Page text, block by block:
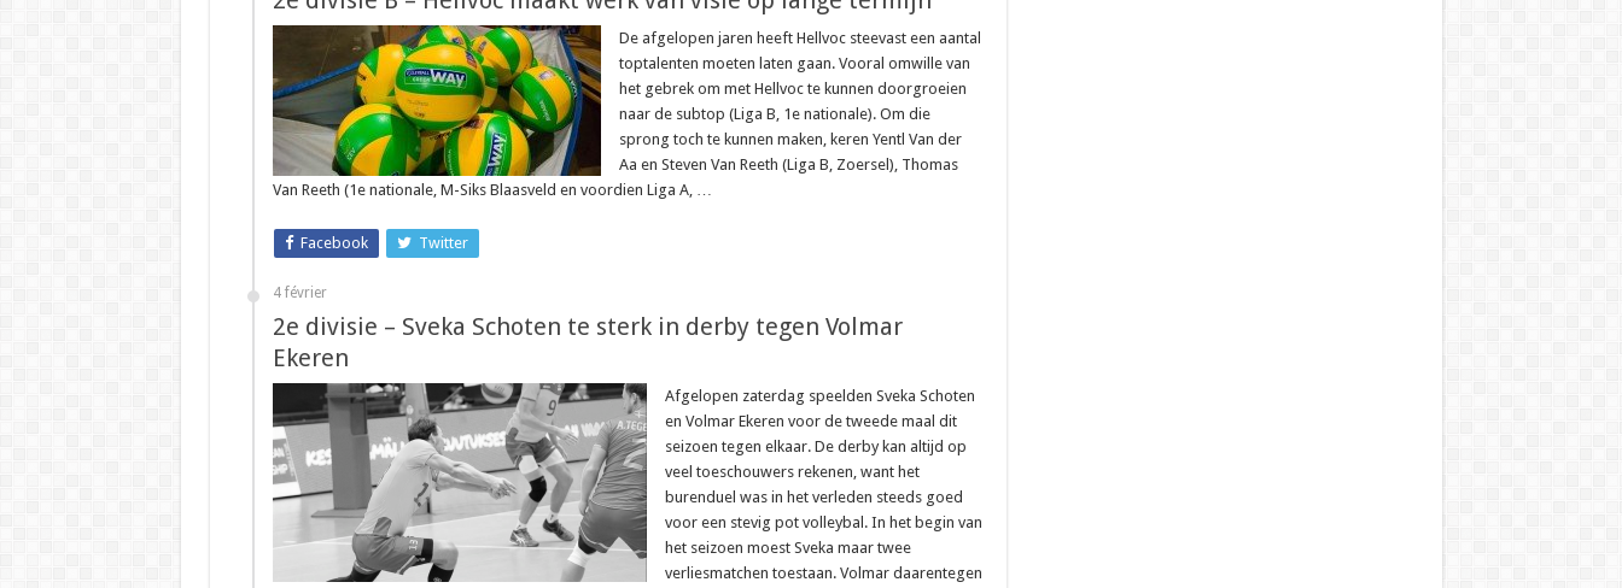
De afgelopen jaren heeft Hellvoc steevast een aantal
toptalenten moeten laten gaan. Vooral omwille van
het gebrek om met Hellvoc te kunnen doorgroeien
naar de subtop (Liga B, 1e nationale). Om die
sprong toch te kunnen maken, keren Yentl Van der
Aa en Steven Van Reeth (Liga B, Zoersel), Thomas
Van Reeth (1e nationale, M-Siks Blaasveld en voordien Liga A, …
Facebook Twitter
4 février
2e divisie – Sveka Schoten te sterk in derby tegen Volmar
Ekeren
Afgelopen zaterdag speelden Sveka Schoten
en Volmar Ekeren voor de tweede maal dit
seizoen tegen elkaar. De derby kan altijd op
veel toeschouwers rekenen, want het
burenduel was in het verleden steeds goed
voor een stevig pot volleybal. In het begin van
het seizoen moest Sveka maar twee
verliesmatchen toestaan. Volmar daarentegen